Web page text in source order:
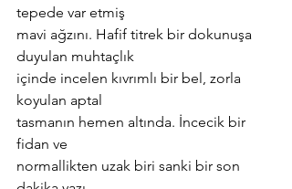
tepede var etmiş
mavi ağzını. Hafif titrek bir dokunuşa
duyulan muhtaçlık
içinde incelen kıvrımlı bir bel, zorla
koyulan aptal
tasmanın hemen altında. İncecik bir
fidan ve
normallikten uzak biri sanki bir son